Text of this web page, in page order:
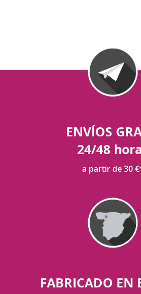
ENVÍOS
24/48
a partir de 30
FABRICADO EN